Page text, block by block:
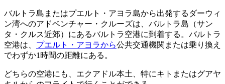
バルトラ島またはプエルト・アヨラ島から出発するダーウィ
ン湾へのアドベンチャー・クルーズは、バルトラ島（サン
タ・クルス近郊）にあるバルトラ空港に到着する。バルトラ
空港は、 プエルト・アヨラから公共交通機関または乗り換え
でわずか1時間の距離にある。
どちらの空港にも、エクアドル本土、特にキトまたはグアヤ